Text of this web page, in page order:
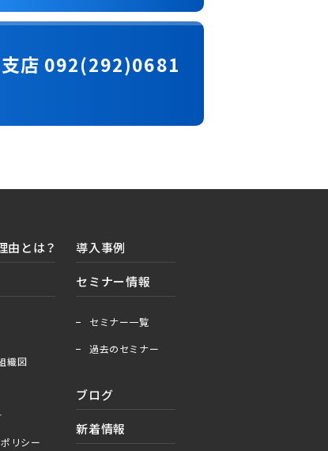
店 092(292)0681
由とは？
織図
リシー
導入事例
セミナー情報
セミナー一覧
過去のセミナー
ブログ
新着情報